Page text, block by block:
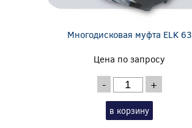
Многодисковая муфта ELK 63
Цена по запросу
- +
в корзину